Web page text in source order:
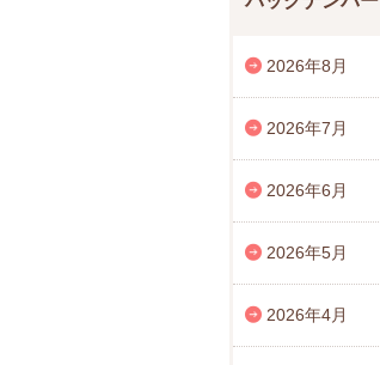
2026年8月
2026年7月
2026年6月
2026年5月
2026年4月